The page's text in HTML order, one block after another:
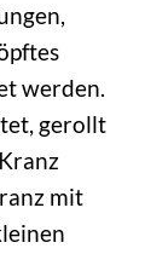
werden.
gerollt
mit